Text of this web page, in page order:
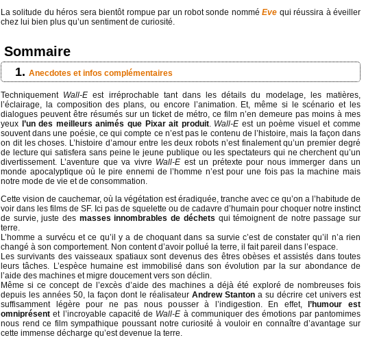
La solitude du héros sera bientôt rompue par un robot sonde nomméEve qui réussira à éveiller
chez lui bien plus qu’un sentiment de curiosité.
Sommaire
Anecdotes et infos complémentaires
Techniquement Wall-Eest irréprochable tant dans les détails du modelage, les matières,
l’éclairage, la composition des plans, ou encore l’animation. Et, même si le scénario et les
dialogues peuvent être résumés sur un ticket de métro, ce film n’en demeure pas moins à mes
yeux l’un des meilleurs animés que Pixar ait produit. Wall-Eest un poème visuel et comme
souvent dans une poésie, ce qui compte ce n’est pas le contenu de l’histoire, mais la façon dans
on dit les choses. L’histoire d’amour entre les deux robots n’est finalement qu’un premier degré
de lecture qui satisfera sans peine le jeune publique ou les spectateurs qui ne cherchent qu’un
divertissement. L’aventure que va vivre Wall-E est un prétexte pour nous immerger dans un
monde apocalyptique où le pire ennemi de l’homme n’est pour une fois pas la machine mais
notre mode de vie et de consommation.
Cette vision de cauchemar, où la végétation est éradiquée, tranche avec ce qu’on a l’habitude de
voir dans les films de SF. Ici pas de squelette ou de cadavre d’humain pour choquer notre instinct
de survie, juste des masses innombrables de déchets qui témoignent de notre passage sur
terre.
L’homme a survécu et ce qu’il y a de choquant dans sa survie c’est de constater qu’il n’a rien
changé à son comportement. Non content d’avoir pollué la terre, il fait pareil dans l’espace.
Les survivants des vaisseaux spatiaux sont devenus des êtres obèses et assistés dans toutes
leurs tâches. L’espèce humaine est immobilisé dans son évolution par la sur abondance de
l’aide des machines et migre doucement vers son déclin.
Même si ce concept de l’excès d’aide des machines a déjà été exploré de nombreuses fois
depuis les années 50, la façon dont le réalisateur Andrew Stanton a su décrire cet univers est
suffisamment légère pour ne pas nous pousser à l’indigestion. En effet,
l’humour est
omniprésent et l’incroyable capacité de Wall-E à communiquer des émotions par pantomimes
nous rend ce film sympathique poussant notre curiosité à vouloir en connaître d’avantage sur
cette immense décharge qu’est devenue la terre.